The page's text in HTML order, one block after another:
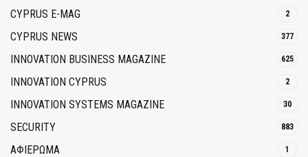
CYPRUS E-MAG 2
CYPRUS NEWS 377
INNOVATION BUSINESS MAGAZINE 625
INNOVATION CYPRUS 2
INNOVATION SYSTEMS MAGAZINE 30
SECURITY 883
ΑΦΙΕΡΩΜΑ 1